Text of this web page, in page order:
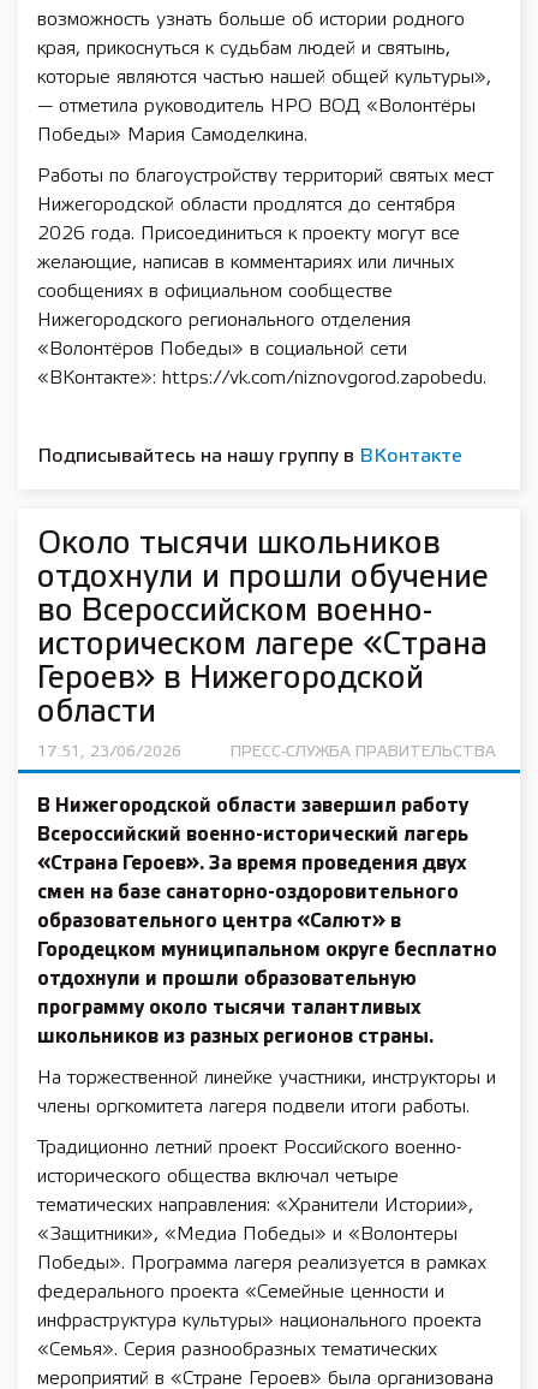
возможность узнать больше об истории родного
края, прикоснуться к судьбам людей и святынь,
которые являются частью нашей общей культуры»,
— отметила руководитель НРО ВОД «Волонтёры
Победы» Мария Самоделкина.
Работы по благоустройству территорий святых мест
Нижегородской области продлятся до сентября
2026 года. Присоединиться к проекту могут все
желающие, написав в комментариях или личных
сообщениях в официальном сообществе
Нижегородского регионального отделения
«Волонтёров Победы» в социальной сети
«ВКонтакте»: https://vk.com/niznovgorod.zapobedu.
Подписывайтесь на нашу группу в ВКонтакте
Около тысячи школьников
отдохнули и прошли обучение
во Всероссийском военно-
историческом лагере «Страна
Героев» в Нижегородской
области
17:51, 23/06/2026 ПРЕСС-СЛУЖБА ПРАВИТЕЛЬСТВА
В Нижегородской области завершил работу
Всероссийский военно-исторический лагерь
«Страна Героев». За время проведения двух
смен на базе санаторно-оздоровительного
образовательного центра «Салют» в
Городецком муниципальном округе бесплатно
отдохнули и прошли образовательную
программу около тысячи талантливых
школьников из разных регионов страны.
На торжественной линейке участники, инструкторы и
члены оргкомитета лагеря подвели итоги работы.
Традиционно летний проект Российского военно-
исторического общества включал четыре
тематических направления: «Хранители Истории»,
«Защитники», «Медиа Победы» и «Волонтеры
Победы». Программа лагеря реализуется в рамках
федерального проекта «Семейные ценности и
инфраструктура культуры» национального проекта
«Семья». Серия разнообразных тематических
мероприятий в «Стране Героев» была организована